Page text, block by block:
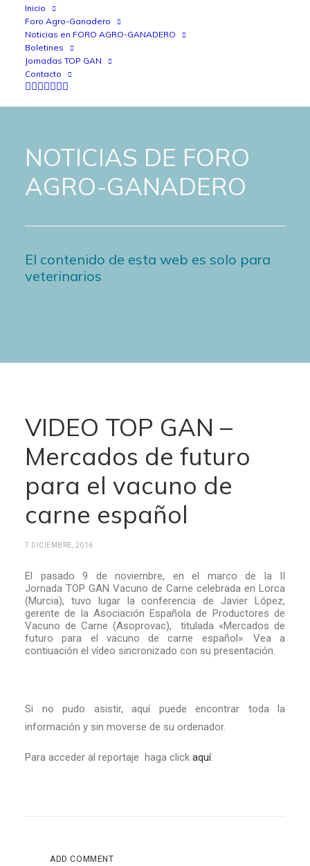
Inicio
Foro Agro-Ganadero
Noticias en FORO AGRO-GANADERO
Boletines
Jornadas TOP GAN
Contacto
NOTICIAS DE FORO
AGRO-GANADERO
El contenido de esta web es solo para
veterinarios
VIDEO TOP GAN –
Mercados de futuro
para el vacuno de
carne español
7 DICIEMBRE, 2016
El pasado 9 de noviembre, en el marco de la II
Jornada TOP GAN Vacuno de Carne celebrada en Lorca
(Murcia), tuvo lugar la conferencia de Javier López,
gerente de la Asociación Española de Productores de
Vacuno de Carne (Asoprovac), titulada «Mercados de
futuro para el vacuno de carne español». Vea a
contiuación el vídeo sincronizado con su presentación.
Si no pudo asistir, aquí puede encontrar toda la
información y sin moverse de su ordenador.
Para acceder al reportaje haga click aquí.
ADD COMMENT